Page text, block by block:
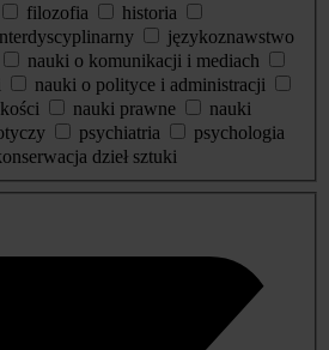
filozofia
historia
językoznawstwo
nauki o komunikacji i mediach
nauki o polityce i administracji
nauki prawne
nauki
psychiatria
psychologia
dzieł sztuki